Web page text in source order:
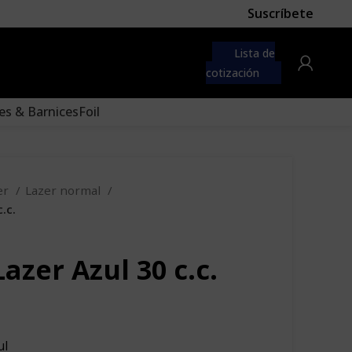
Suscríbete
Lista de
cotización
& BarnicesFoil
Lazer normal
Azul 30 c.c.